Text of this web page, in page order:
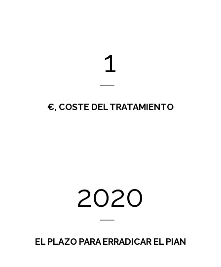
1
€, COSTE DEL TRATAMIENTO
2020
EL PLAZO PARA ERRADICAR EL PIAN